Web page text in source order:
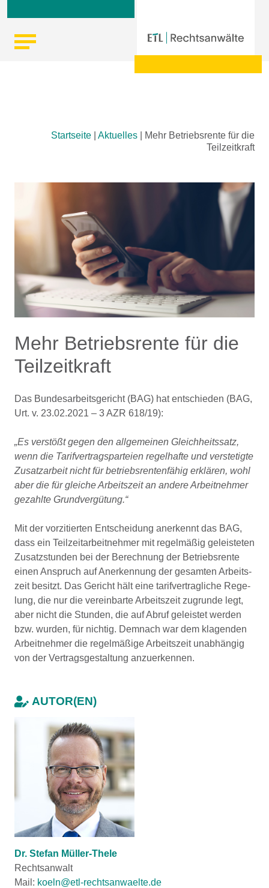
Startseite Aktuelles
Mehr Betriebsrente für die
Teilzeitkraft
Mehr Betriebsrente für die
Teilzeitkraft
Das Bundesarbeitsgericht (BAG) hat entschieden (BAG,
Urt. v. 23.02.2021 – 3 AZR 618/19):
„Es verstößt gegen den allgemeinen Gleichheitssatz,
wenn die Tarifvertragsparteien regelhafte und verstetigte
Zusatzarbeit nicht für betriebsrentenfähig erklären, wohl
aber die für gleiche Arbeitszeit an andere Arbeitnehmer
gezahlte Grundvergütung.“
Mit der vorzitierten Entscheidung anerkennt das BAG,
dass ein Teil­zeit­ar­beit­neh­mer mit re­gel­mä­ßig ge­leis­te­ten
Zu­satz­stun­den bei der Be­rech­nung der Be­triebs­ren­te
einen An­spruch auf An­er­ken­nung der ge­sam­ten Ar­beits­
zeit besitzt. Das Gericht hält eine ta­rif­ver­trag­li­che Re­ge­
lung, die nur die ver­ein­bar­te Ar­beits­zeit zu­grun­de legt,
aber nicht die Stun­den, die auf Abruf ge­leis­tet wer­den
bzw. wurden, für nich­tig. Demnach war dem klagenden
Arbeitnehmer die re­gel­mä­ßi­ge Ar­beits­zeit un­ab­hän­gig
von der Ver­trags­ge­stal­tung an­zu­er­ken­nen.
AUTOR(EN)
Dr. Stefan Müller-Thele
Rechtsanwalt
Mail: koeln@etl-rechtsanwaelte.de